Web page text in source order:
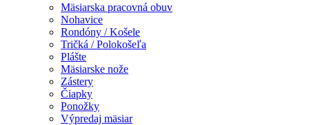
Mäsiarska pracovná obuv
Nohavice
Rondóny / Košele
Tričká / Polokošeľa
Plášte
Mäsiarske nože
Zástery
Čiapky
Ponožky
Výpredaj mäsiar